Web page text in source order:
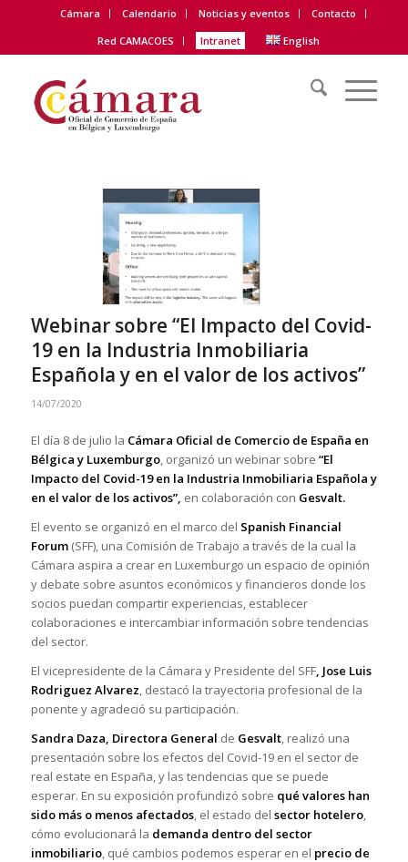
Cámara Calendario Noticias y eventos
Contacto
Red CAMACOES
Intranet English
Webinar sobre “El Impacto del Covid-
19 en la Industria Inmobiliaria
Española y en el valor de los activos”
14/07/2020
El día 8 de julio la Cámara Oficial de Comercio de España en
Bélgica y Luxemburgo, organizó un webinar sobre “El
Impacto del Covid-19 en la Industria Inmobiliaria Española y
en el valor de los activos”, en colaboración con Gesvalt.
El evento se organizó en el marco del Spanish Financial
Forum(SFF), una Comisión de Trabajo a través de la cual la
Cámara aspira a crear en Luxemburgo un espacio de opinión
y debate sobre asuntos económicos y financieros donde los
socios puedan compartir experiencias, establecer
colaboraciones e intercambiar información sobre tendencias
del sector.
El vicepresidente de la Cámara y Presidente del SFF, Jose Luis
Rodriguez Alvarez, destacó la trayectoria profesional de la
ponente y agradeció su participación.
Sandra Daza, Directora General de Gesvalt, realizó una
presentación sobre los efectos del Covid-19 en el sector de
real estate en España, y las tendencias que se puede
esperar. En su exposición profundizó sobre qué valores han
sido más o menos afectados, el estado del sector hotelero,
cómo evolucionará la demanda dentro del sector
inmobiliario, qué cambios podemos esperar en el precio de